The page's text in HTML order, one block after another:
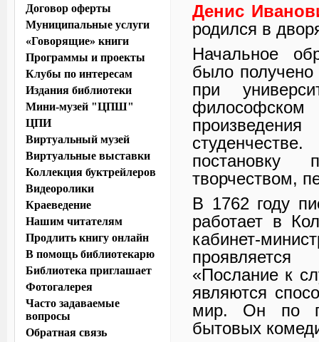
Денис
родился в
Начальное
было
при
философском
постановку
творчеством,
В 1762 году
работает в
кабинет-
«Послание к
являются
мир. Он по
бытовых
Договор оферты
Муниципальные услуги
«Говорящие» книги
Программы и проекты
Клубы по интересам
Издания библиотеки
Мини-музей "ЦПШ"
ЦПИ
Виртуальный музей
Виртуальные выставки
Коллекция буктрейлеров
Видеоролики
Краеведение
Нашим читателям
Продлить книгу онлайн
В помощь библиотекарю
Библиотека приглашает
Фотогалерея
Часто задаваемые
вопросы
Обратная связь